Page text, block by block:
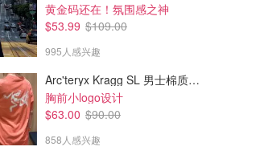
黄金码还在！氛围感之神
$53.99 $109.00
995人感兴趣
Arc'teryx Kragg SL 男士棉质短袖T恤
胸前小logo设计
$63.00 $90.00
858人感兴趣